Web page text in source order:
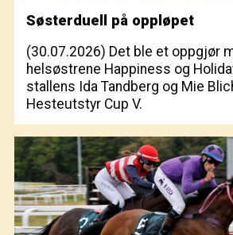
Søsterduell på oppløpet
(30.07.2026) Det ble et oppgjør
helsøstrene Happiness og
stallens Ida Tandberg og Mie
Hesteutstyr Cup V.